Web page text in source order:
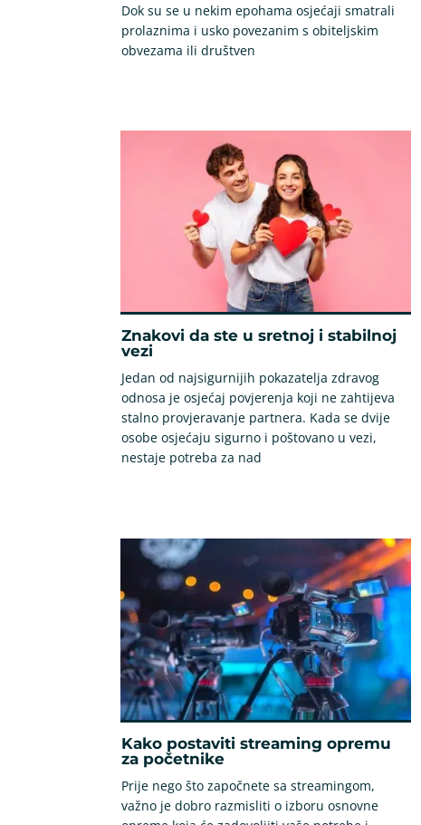
Dok su se u nekim epohama osjećaji smatrali
prolaznima i usko povezanim s obiteljskim
obvezama ili društven
Znakovi da ste u sretnoj i stabilnoj
vezi
Jedan od najsigurnijih pokazatelja zdravog
odnosa je osjećaj povjerenja koji ne zahtijeva
stalno provjeravanje partnera. Kada se dvije
osobe osjećaju sigurno i poštovano u vezi,
nestaje potreba za nad
Kako postaviti streaming opremu
za početnike
Prije nego što započnete sa streamingom,
važno je dobro razmisliti o izboru osnovne